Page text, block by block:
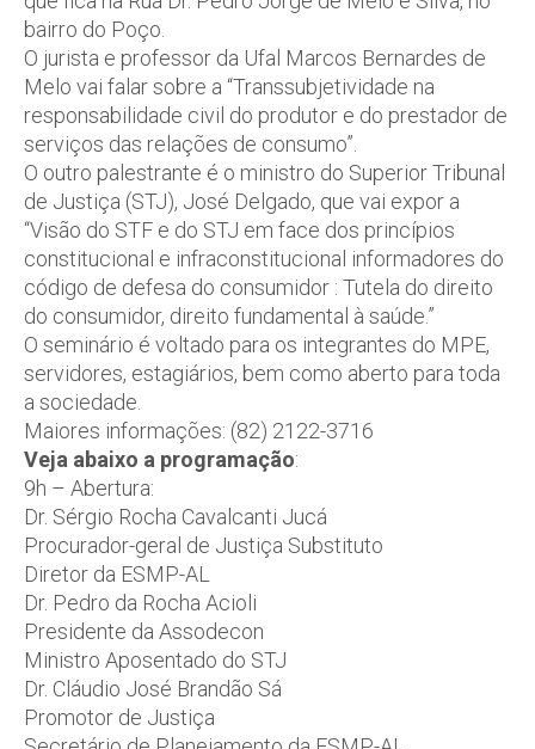
bairro do Poço.
O jurista e professor da Ufal Marcos Bernardes de
Melo vai falar sobre a “Transsubjetividade na
responsabilidade civil do produtor e do prestador de
serviços das relações de consumo”.
O outro palestrante é o ministro do Superior Tribunal
de Justiça (STJ), José Delgado, que vai expor a
“Visão do STF e do STJ em face dos princípios
constitucional e infraconstitucional informadores do
código de defesa do consumidor : Tutela do direito
do consumidor, direito fundamental à saúde.”
O seminário é voltado para os integrantes do MPE,
servidores, estagiários, bem como aberto para toda
a sociedade.
Maiores informações: (82) 2122-3716
Veja abaixo a programação:
9h – Abertura:
Dr. Sérgio Rocha Cavalcanti Jucá
Procurador-geral de Justiça Substituto
Diretor da ESMP-AL
Dr. Pedro da Rocha Acioli
Presidente da Assodecon
Ministro Aposentado do STJ
Dr. Cláudio José Brandão Sá
Promotor de Justiça